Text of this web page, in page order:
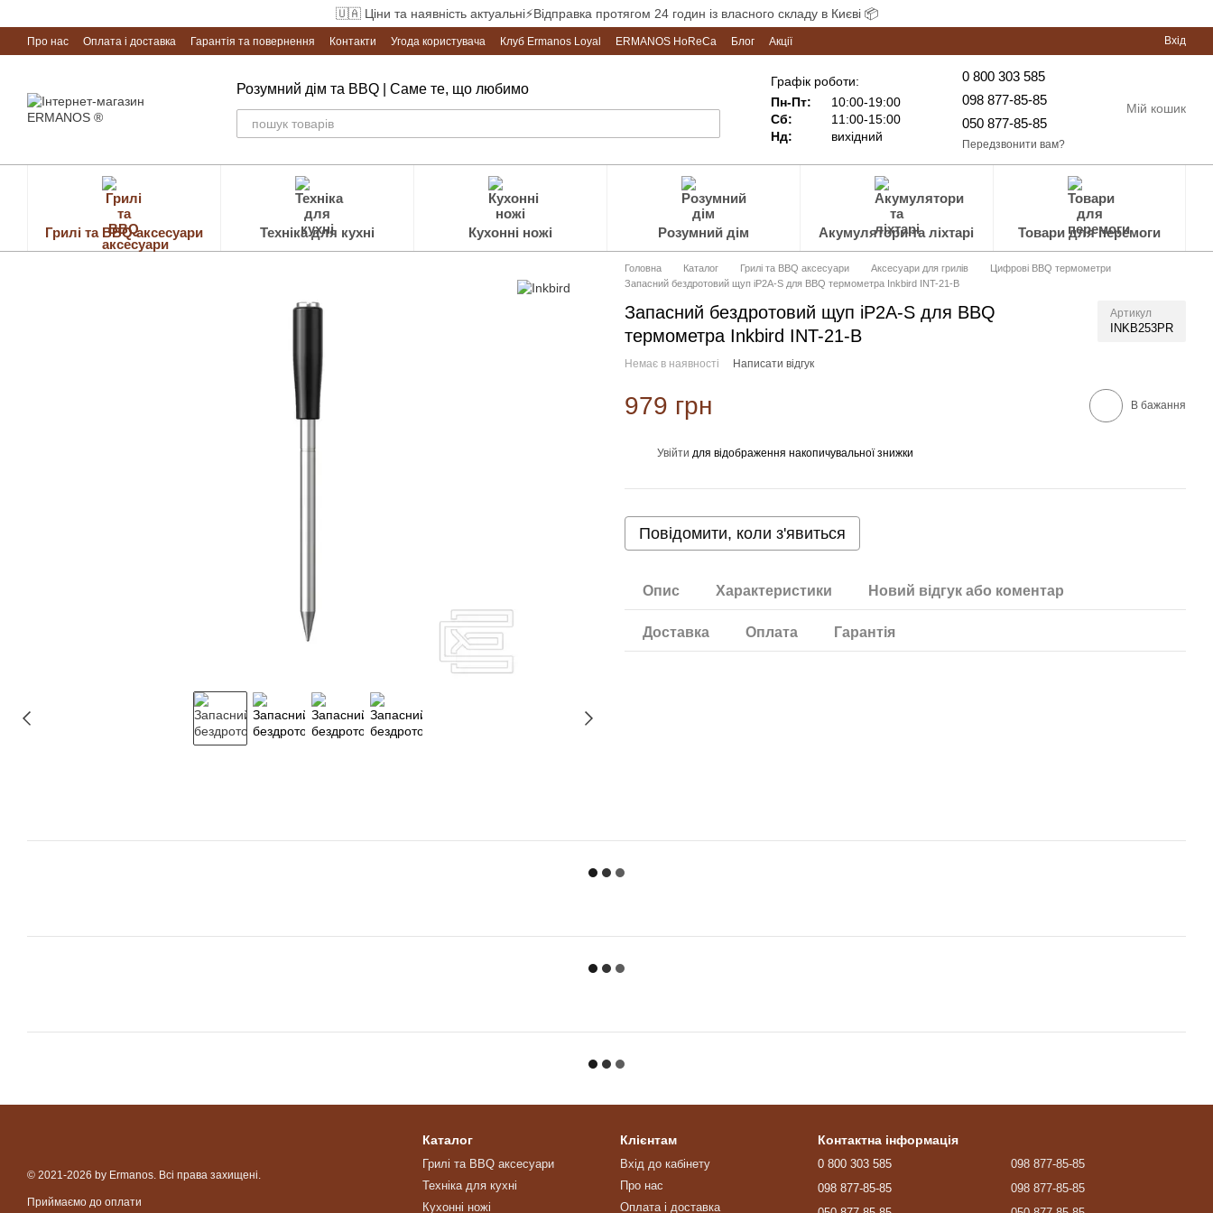
🇺🇦 Ціни та наявність актуальні⚡Відправка протягом 24 годин із власного складу в Києві 📦
Про нас Оплата і доставка Гарантія та повернення Контакти Угода користувача Клуб Ermanos Loyal ERMANOS HoReCa Блог Акції Вхід
Розумний дім та BBQ | Саме те, що любимо
Графік роботи:
Пн-Пт:
10:00-19:00
Сб:
11:00-15:00
Нд:
вихідний
0 800 303 585
098 877-85-85
050 877-85-85
Передзвонити вам?
Мій кошик
Грилі та BBQ аксесуари Техніка для кухні Кухонні ножі Розумний дім Акумулятори та ліхтарі Товари для перемоги
Головна Каталог Грилі та BBQ аксесуари Аксесуари для грилів
Цифрові BBQ термометри
Запасний бездротовий щуп iP2A-S для BBQ термометра Inkbird INT-21-B
Запасний бездротовий щуп iP2A-S для BBQ
термометра Inkbird INT-21-B
Артикул
INKB253PR
Немає в наявності Написати відгук
979 грн В бажання
Увійти для відображення накопичувальної знижки
Повідомити, коли з'явиться
Опис Характеристики Новий відгук або коментар
Доставка Оплата Гарантія
© 2021-2026 by Ermanos. Всі права захищені.
Приймаємо до оплати
Каталог
Грилі та BBQ аксесуари
Техніка для кухні
Кухонні ножі
Клієнтам
Вхід до кабінету
Про нас
Оплата і доставка
Контактна інформація
0 800 303 585
098 877-85-85
098 877-85-85
098 877-85-85